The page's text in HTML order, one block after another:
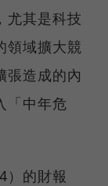
尤其是科技
領域擴大競
張造成的內
「中年危
）的財報